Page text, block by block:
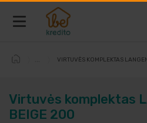
Baldai ir interjeras
Telefonai ir kompiuteriai
VIRTUVĖS KOMPLEKTAS
Virtuvės komplektas
BEIGE 200